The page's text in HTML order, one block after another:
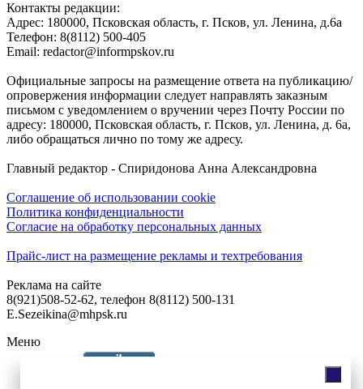
Контакты редакции:
Адреc: 180000, Псковская область, г. Псков, ул. Ленина, д.6а
Телефон: 8(8112) 500-405
Email: redactor@informpskov.ru
Официальные запросы на размещение ответа на публикацию/
опровержения информации следует направлять заказным
письмом с уведомлением о вручении через Почту России по
адресу: 180000, Псковская область, г. Псков, ул. Ленина, д. 6а,
либо обращаться лично по тому же адресу.
Главный редактор - Спиридонова Анна Александровна
Соглашение об использовании cookie
Политика конфиденциальности
Согласие на обработку персональных данных
Прайс-лист на размещение рекламы и техтребования
Реклама на сайте
8(921)508-52-62, телефон 8(8112) 500-131
E.Sezeikina@mhpsk.ru
Меню